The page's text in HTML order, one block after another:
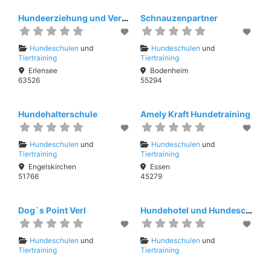
Hundeerziehung und Verhaltensberatung
Hundeschulen und
Tiertraining
Erlensee
63526
Schnauzenpartner
Hundeschulen und
Tiertraining
Bodenheim
55294
Hundehalterschule
Hundeschulen und
Tiertraining
Engelskirchen
51766
Amely Kraft Hundetraining
Hundeschulen und
Tiertraining
Essen
45279
Dog`s Point Verl
Hundeschulen und
Tiertraining
Hundehotel und Hundeschule Aegidius
Hundeschulen und
Tiertraining